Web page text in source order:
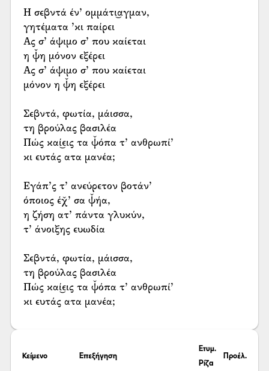
Η σεβντά έν’ ομμάτι͜αγμαν,
γητέματα ’κι παίρει
Ας σ’ άψιμο σ’ που καίεται
η ψ̌η μόνον εξέρει
Ας σ’ άψιμο σ’ που καίεται
μόνον η ψ̌η εξέρει
Σεβντά, φωτία, μάισσα,
τη βρούλας βασιλέα
Πώς καί͜εις τα ψ̌όπα τ’ ανθρωπί’
κι ευτάς ατα μανέα;
Εγάπ’ς τ’ ανεύρετον βοτάν’
όποιος έχ̌’ σα ψ̌ήα,
η ζήση ατ’ πάντα γλυκύν,
τ’ άνοιξης ευωδία
Σεβντά, φωτία, μάισσα,
τη βρούλας βασιλέα
Πώς καί͜εις τα ψ̌όπα τ’ ανθρωπί’
κι ευτάς ατα μανέα;
Κείμενο Επεξήγηση
Ετυμ.
Ρίζα
Προέλ.